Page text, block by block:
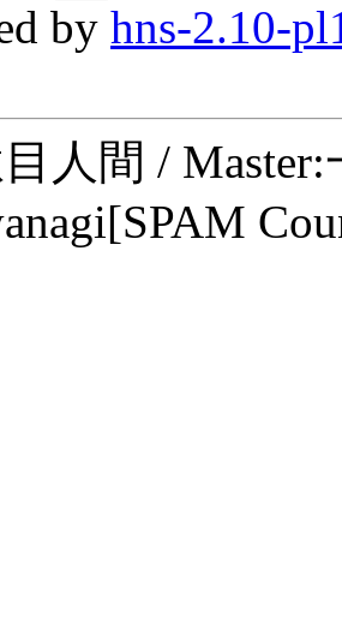
by hns-2.10-
人間 /